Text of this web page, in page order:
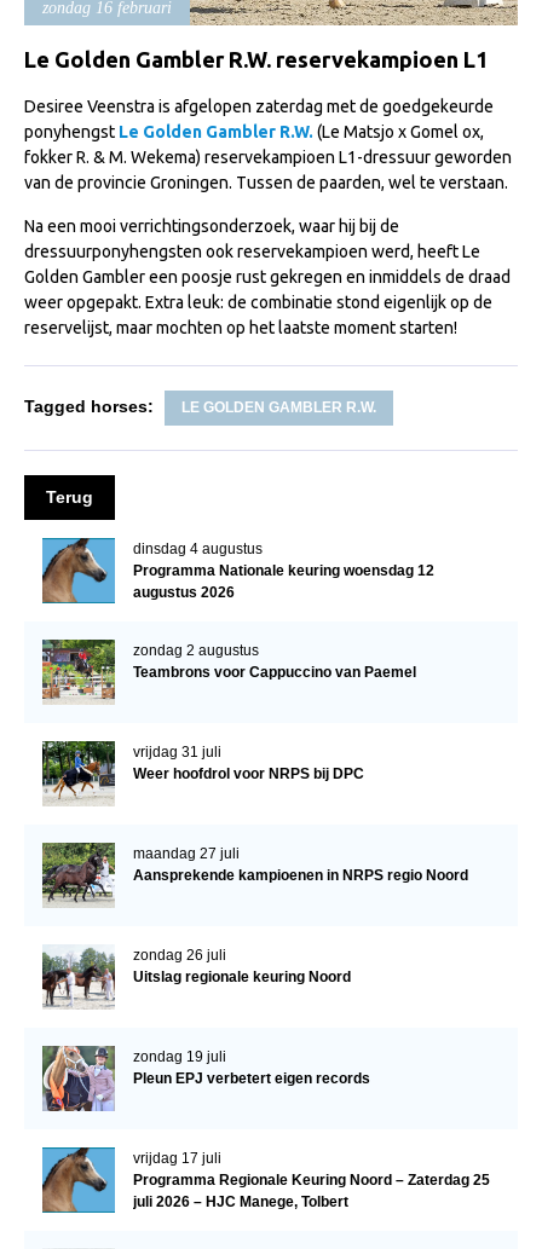
Import registratie
Veulenregistratie
I&R Registratie
Informatie overschrijven paspoort
Formulier overschrijven op naam
Animal Health Regulation
Gids voor Goede Praktijken
Marktplaats
Veel gestelde vragen
Evenementen
NRPS Select Sale
NRPS Keuringen
Regionale Keuringen
ABOP
Wereldkampioenschap Jonge Paarden
Arabian Horse Events
Veulenregistratie
Veulens en merries
Zoek een NRPS paard
PEDIGREE ONLINE
zondag 16 februari
Le Golden Gambler R.W. reservekampioen L1
Desiree Veenstra is afgelopen zaterdag met de goedgekeurde
ponyhengst Le Golden Gambler R.W. (Le Matsjo x Gomel ox,
fokker R. & M. Wekema) reservekampioen L1-dressuur geworden
van de provincie Groningen. Tussen de paarden, wel te verstaan.
Na een mooi verrichtingsonderzoek, waar hij bij de
dressuurponyhengsten ook reservekampioen werd, heeft Le
Golden Gambler een poosje rust gekregen en inmiddels de draad
weer opgepakt. Extra leuk: de combinatie stond eigenlijk op de
reservelijst, maar mochten op het laatste moment starten!
Tagged horses: LE GOLDEN GAMBLER R.W.
Terug
dinsdag 4 augustus
Programma Nationale keuring woensdag 12
augustus 2026
zondag 2 augustus
Teambrons voor Cappuccino van Paemel
vrijdag 31 juli
Weer hoofdrol voor NRPS bij DPC
maandag 27 juli
Aansprekende kampioenen in NRPS regio Noord
zondag 26 juli
Uitslag regionale keuring Noord
zondag 19 juli
Pleun EPJ verbetert eigen records
vrijdag 17 juli
Programma Regionale Keuring Noord – Zaterdag 25
juli 2026 – HJC Manege, Tolbert